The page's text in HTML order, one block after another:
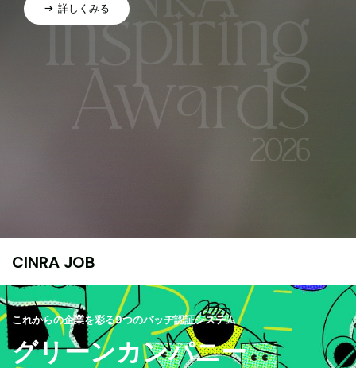
詳しくみる
CINRA JOB
これからの企業を彩る9つのバッヂ認証システム
グリーンカンパニー